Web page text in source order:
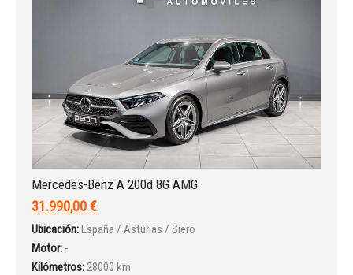
INICIAR SESIÓN
¿Ha olvidado la contraseña?
Mercedes-Benz A 200d 8G AMG
31.990,00 €
Ubicación:España / Asturias / Siero
Motor: -
Kilómetros:28000 km